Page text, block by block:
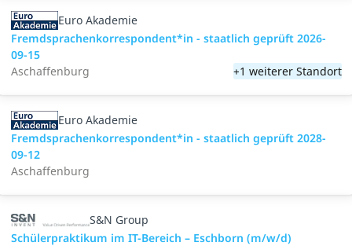
Euro Akademie
Fremdsprachenkorrespondent*in - staatlich geprüft 2026-
09-15
Aschaffenburg
+1 weiterer Standort
Euro Akademie
Fremdsprachenkorrespondent*in - staatlich geprüft 2028-
09-12
Aschaffenburg
S&N Group
Schülerpraktikum im IT-Bereich – Eschborn (m/w/d)